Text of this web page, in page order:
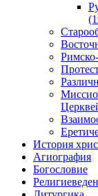
История
Агиография
Богословие